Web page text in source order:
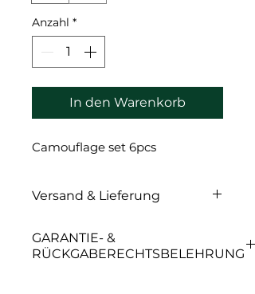
Anzahl *
In den Warenkorb
Camouflage set 6pcs
Versand & Lieferung
GARANTIE- &
RÜCKGABERECHTSBELEHRUNG